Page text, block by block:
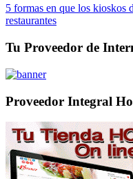
5 formas en que los kioskos
restaurantes
Tu Proveedor de
Proveedor Integral